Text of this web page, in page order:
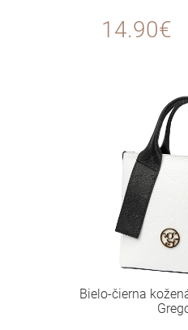
14.90€
Bielo-čierna